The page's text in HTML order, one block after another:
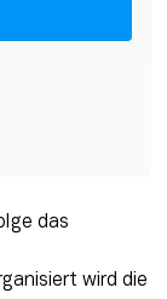
das
wird die